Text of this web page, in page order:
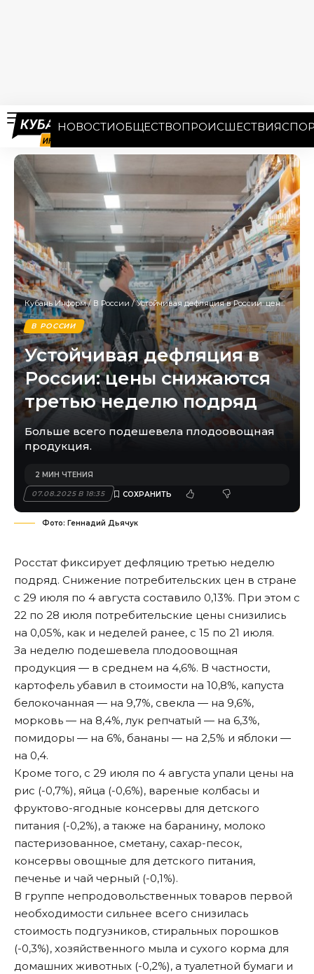
НОВОСТИОБЩЕСТВОПРОИСШЕСТВИЯ
Кубань Информ/ В России /Устойчивая дефляция в России: цены снижаются третью неделю подряд
В РОССИИ
Устойчивая дефляция в
России: цены снижаются
третью неделю подряд
Больше всего подешевела плодоовощная
продукция.
07.08.2025 В 18:35
2 МИН ЧТЕНИЯ
Фото: Геннадий Дьячук
Росстат фиксирует дефляцию третью неделю
подряд. Снижение потребительских цен в стране
с 29 июля по 4 августа составило 0,13%. При этом с
22 по 28 июля потребительские цены снизились
на 0,05%, как и неделей ранее, с 15 по 21 июля.
За неделю подешевела плодоовощная
продукция — в среднем на 4,6%. В частности,
картофель убавил в стоимости на 10,8%, капуста
белокочанная — на 9,7%, свекла — на 9,6%,
морковь — на 8,4%, лук репчатый — на 6,3%,
помидоры — на 6%, бананы — на 2,5% и яблоки —
на 0,4.
Кроме того, с 29 июля по 4 августа упали цены на
рис (-0,7%), яйца (-0,6%), вареные колбасы и
фруктово-ягодные консервы для детского
питания (-0,2%), а также на баранину, молоко
пастеризованное, сметану, сахар-песок,
консервы овощные для детского питания,
печенье и чай черный (-0,1%).
В группе непродовольственных товаров первой
необходимости сильнее всего снизилась
стоимость подгузников, стиральных порошков
(-0,3%), хозяйственного мыла и сухого корма для
домашних животных (-0,2%), а туалетной бумаги и